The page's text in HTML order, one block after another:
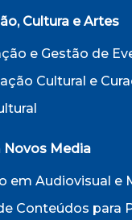
Cultura e Artes
e Gestão de
Cultural e
Novos Media
em Audiovisual e
Conteúdos para